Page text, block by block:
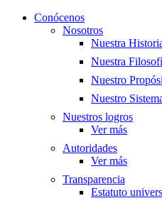
Conócenos
Nosotros
Nuestra
Nuestra
Nuestro
Nuestro
Nuestros logros
Ver más
Autoridades
Ver más
Transparencia
Estatuto